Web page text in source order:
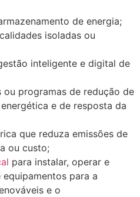
de energia;
isoladas ou
inteligente e digital de
programas de redução de
e de resposta da
que reduza emissões de
ou custo;
para instalar, operar e
para a
e o